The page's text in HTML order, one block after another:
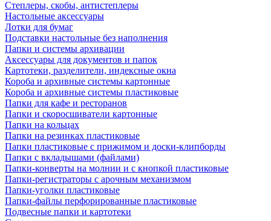
Степлеры, скобы, антистеплеры
Настольные аксессуары
Лотки для бумаг
Подставки настольные без наполнения
Папки и системы архивации
Аксессуары для документов и папок
Картотеки, разделители, индексные окна
Короба и архивные системы картонные
Короба и архивные системы пластиковые
Папки для кафе и ресторанов
Папки и скоросшиватели картонные
Папки на кольцах
Папки на резинках пластиковые
Папки пластиковые с прижимом и доски-клипборды
Папки с вкладышами (файлами)
Папки-конверты на молнии и с кнопкой пластиковые
Папки-регистраторы с арочным механизмом
Папки-уголки пластиковые
Папки-файлы перфорированные пластиковые
Подвесные папки и картотеки